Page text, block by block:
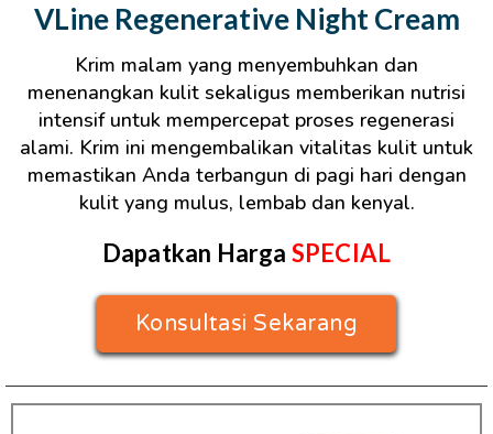
VLine Regenerative Night Cream
Krim malam yang menyembuhkan dan
menenangkan kulit sekaligus memberikan nutrisi
intensif untuk mempercepat proses regenerasi
alami. Krim ini mengembalikan vitalitas kulit untuk
memastikan Anda terbangun di pagi hari dengan
kulit yang mulus, lembab dan kenyal.
Dapatkan Harga SPECIAL
Konsultasi Sekarang